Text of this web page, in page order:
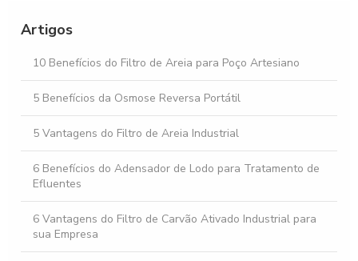
Artigos
10 Benefícios do Filtro de Areia para Poço Artesiano
5 Benefícios da Osmose Reversa Portátil
5 Vantagens do Filtro de Areia Industrial
6 Benefícios do Adensador de Lodo para Tratamento de
Efluentes
6 Vantagens do Filtro de Carvão Ativado Industrial para
sua Empresa